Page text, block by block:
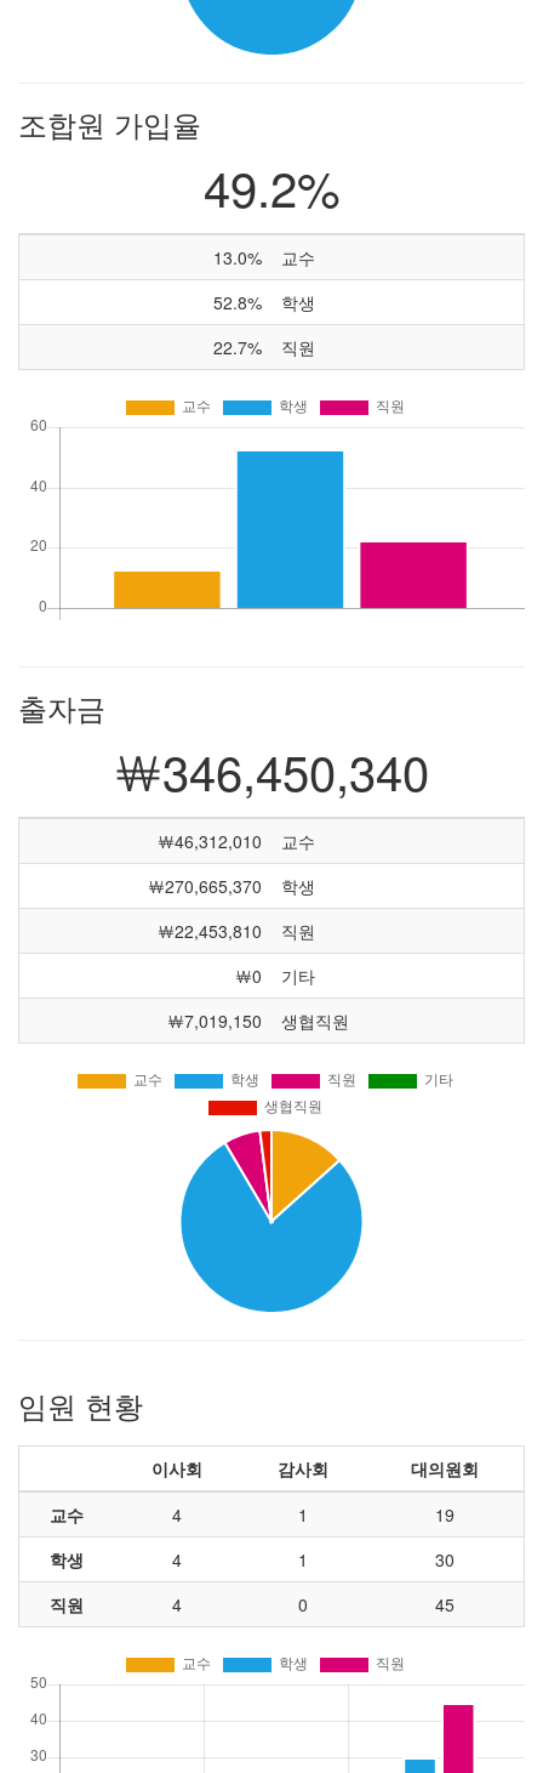
조합원 가입율
49.2%
13.0%
교수
52.8%
학생
22.7%
직원
출자금
￦346,450,340
￦46,312,010
교수
￦270,665,370
학생
￦22,453,810
직원
￦0
기타
￦7,019,150
생협직원
임원 현황
이사회 감사회
대의원회
교수
4 1
19
학생
4 1
30
직원
4 0 45